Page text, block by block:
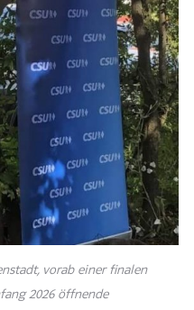
vorab einer finalen
2026 öffnende